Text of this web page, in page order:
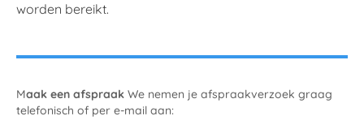
worden bereikt.
Maak een afspraak‍ We nemen je afspraakverzoek graag
telefonisch of per e-mail aan: